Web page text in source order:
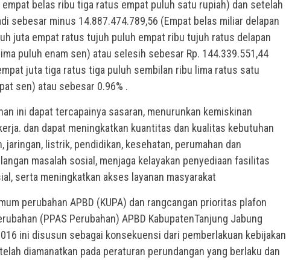
belas ribu tiga ratus empat puluh satu rupiah) dan setelah
sebesar minus 14.887.474.789,56 (Empat belas miliar delapan
juta empat ratus tujuh puluh empat ribu tujuh ratus delapan
puluh enam sen) atau selesih sebesar Rp. 144.339.551,44
juta tiga ratus tiga puluh sembilan ribu lima ratus satu
sen) atau sebesar 0.96% .
ini dapat tercapainya sasaran, menurunkan kemiskinan
dan dapat meningkatkan kuantitas dan kualitas kebutuhan
jaringan, listrik, pendidikan, kesehatan, perumahan dan
masalah sosial, menjaga kelayakan penyediaan fasilitas
serta meningkatkan akses layanan masyarakat
perubahan APBD (KUPA) dan rangcangan prioritas plafon
(PPAS Perubahan) APBD KabupatenTanjung Jabung
ini disusun sebagai konsekuensi dari pemberlakuan kebijakan
diamanatkan pada peraturan perundangan yang berlaku dan